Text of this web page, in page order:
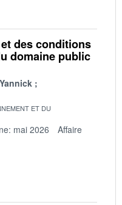
des conditions
domaine public
ET DU
mai 2026
Affaire